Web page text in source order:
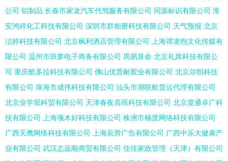
公司 铝制品 长春市家龙汽车代驾服务有限公司 同源标识有限公司 淮
安鸿祥化工科技有限公司 深圳市群相册科技有限公司 天气预报 北京
洁婷科技有限公司 北京枫利酒店管理有限公司
上海谭凌煦文化传媒有
限公司 温州市班萝电子商务有限公司 周易算命 北京礼席科技有限公
司 重庆酷多拉科技有限公司 佛山优普耐胶业有限公司 北京尔朝科技
有限公司 珠海市成伟科技有限公司 汕头市潮联航货运代理有限公司
北京业学珉科贸有限公司 天津春夜喜雨科技有限公司 北京度通卓广科
技有限公司
上海项木好科技有限公司 株洲市楠度网络科技有限公司
广西天鹰网络科技有限公司
上海辰滑广告有限公司 广西中乐大健康产
业有限公司 武汉志远顺商贸有限公司 佳佳家政管理（天津）有限公司